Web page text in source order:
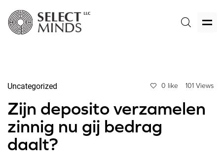
Uncategorized 0 like 101 Views
Zijn deposito verzamelen
zinnig nu gij bedrag
daalt?